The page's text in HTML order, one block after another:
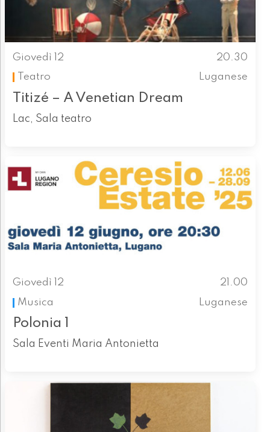
Giovedì 12
20.30
Teatro
Luganese
Titizé – A Venetian Dream
Lac, Sala teatro
Giovedì 12
21.00
Musica
Luganese
Polonia 1
Sala Eventi Maria Antonietta